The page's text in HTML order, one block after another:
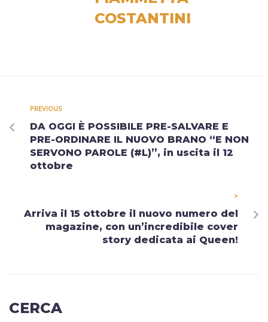
COSTANTINI
PREVIOUS
DA OGGI È POSSIBILE PRE-SALVARE E
PRE-ORDINARE IL NUOVO BRANO “E NON
SERVONO PAROLE (#L)”, in uscita il 12
ottobre
>
Arriva il 15 ottobre il nuovo numero del
magazine, con un’incredibile cover
story dedicata ai Queen!
CERCA